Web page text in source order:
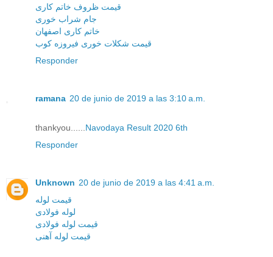
قیمت ظروف خاتم کاری
جام شراب خوری
خاتم کاری اصفهان
قیمت شکلات خوری فیروزه کوب
Responder
ramana 20 de junio de 2019 a las 3:10 a.m.
thankyou...... Navodaya Result 2020 6th
Responder
Unknown 20 de junio de 2019 a las 4:41 a.m.
قیمت لوله
لوله فولادی
قیمت لوله فولادی
قیمت لوله آهنی